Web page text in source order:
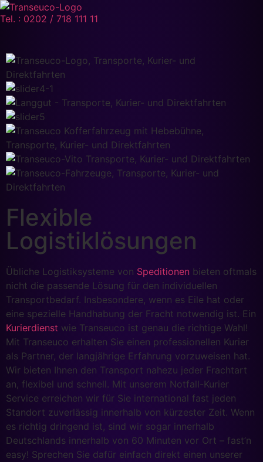
Tel. : 0202 / 718 111 11
Flexible
Logistiklösungen
Übliche Logistiksysteme von Speditionen bieten oftmals
nicht die passende Lösung für den individuellen
Transportbedarf. Insbesondere, wenn es Eile hat oder
eine spezielle Handhabung der Fracht notwendig ist. Ein
Kurierdienst wie Transeuco ist genau die richtige Wahl!
Mit Transeuco erhalten Sie einen professionellen Kurier
als Partner, der langjährige Erfahrung vorzuweisen hat.
Wir bieten Ihnen den Transport nahezu jeder Frachtart
an, flexibel und schnell. Mit unserem Notfall-Kurier
Service erreichen wir für Sie international fast jeden
Standort zuverlässig innerhalb von kürzester Zeit. Wenn
es richtig dringend ist, sind wir sogar innerhalb
Deutschlands innerhalb von 60 Minuten vor Ort – fast’n
easy! Sprechen Sie dafür einfach direkt einen unserer